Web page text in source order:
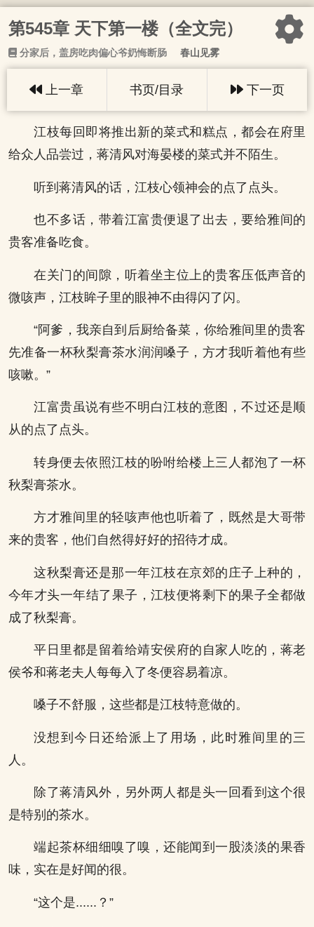
第545章 天下第一楼（全文完）
分家后，盖房吃肉偏心爷奶悔断肠 春山见雾
上一章 书页/目录 下一页
江枝每回即将推出新的菜式和糕点，都会在府里
给众人品尝过，蒋清风对海晏楼的菜式并不陌生。
听到蒋清风的话，江枝心领神会的点了点头。
也不多话，带着江富贵便退了出去，要给雅间的
贵客准备吃食。
在关门的间隙，听着坐主位上的贵客压低声音的
微咳声，江枝眸子里的眼神不由得闪了闪。
“阿爹，我亲自到后厨给备菜，你给雅间里的贵客
先准备一杯秋梨膏茶水润润嗓子，方才我听着他有些
咳嗽。”
江富贵虽说有些不明白江枝的意图，不过还是顺
从的点了点头。
转身便去依照江枝的吩咐给楼上三人都泡了一杯
秋梨膏茶水。
方才雅间里的轻咳声他也听着了，既然是大哥带
来的贵客，他们自然得好好的招待才成。
这秋梨膏还是那一年江枝在京郊的庄子上种的，
今年才头一年结了果子，江枝便将剩下的果子全都做
成了秋梨膏。
平日里都是留着给靖安侯府的自家人吃的，蒋老
侯爷和蒋老夫人每每入了冬便容易着凉。
嗓子不舒服，这些都是江枝特意做的。
没想到今日还给派上了用场，此时雅间里的三
人。
除了蒋清风外，另外两人都是头一回看到这个很
是特别的茶水。
端起茶杯细细嗅了嗅，还能闻到一股淡淡的果香
味，实在是好闻的很。
“这个是......？”